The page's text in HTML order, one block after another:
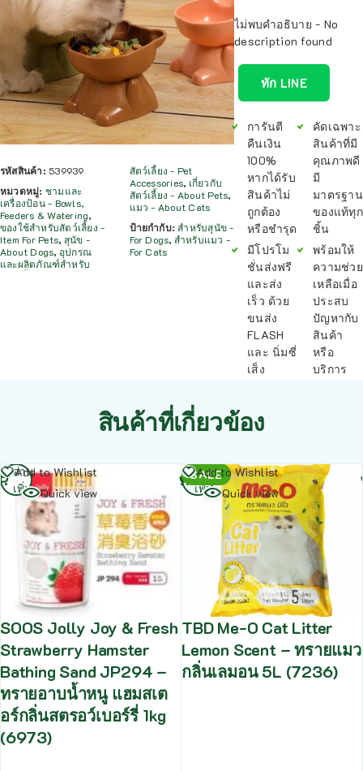
รหัสสินค้า: 539939
หมวดหมู่: ชามและ
เครื่องป้อน - Bowls,
Feeders & Watering,
ของใช้สำหรับสัตว์เลี้ยง -
Item For Pets, สุนัข -
About Dogs, อุปกรณ
และผลิตภัณฑ์สำหรับ
สัตว์เลี้ยง - Pet
Accessories, เกี่ยวกับ
สัตว์เลี้ยง - About Pets,
แมว - About Cats
ป้ายกำกับ:สำหรับสุนัข -
For Dogs, สำหรับแมว -
For Cats
ไม่พบคำอธิบาย - No
description found
ทัก LINE
การันตี
คืนเงิน
100%
หากได้รับ
สินค้าไม่
ถูกต้อง
หรือชำรุด
มีโปรโม
ชั่นส่งฟรี
และส่ง
เร็ว ด้วย
ขนส่ง
FLASH
และ นิ่มซี่
เส็ง
คัดเฉพาะ
สินค้าที่มี
คุณภาพดี
มี
มาตรฐาน
ของแท้ทุก
ชิ้น
พร้อมให้
ความช่วย
เหลือเมื่อ
ประสบ
ปัญหากับ
สินค้า
หรือ
บริการ
สินค้าที่เกี่ยวข้อง
Add to Wishlist
Quick view
SOOS Jolly Joy & Fresh
Strawberry Hamster
Bathing Sand JP294 –
ทรายอาบน้ำหนู แฮมสเต
อร์กลิ่นสตรอว์เบอร์รี่ 1kg
(6973)
อ่าน
เพิ่ม
SALE
Add to Wishlist
Quick view
TBD Me-O Cat Litter
Lemon Scent – ทรายแมว
กลิ่นเลมอน 5L (7236)
อ่าน
เพิ่ม